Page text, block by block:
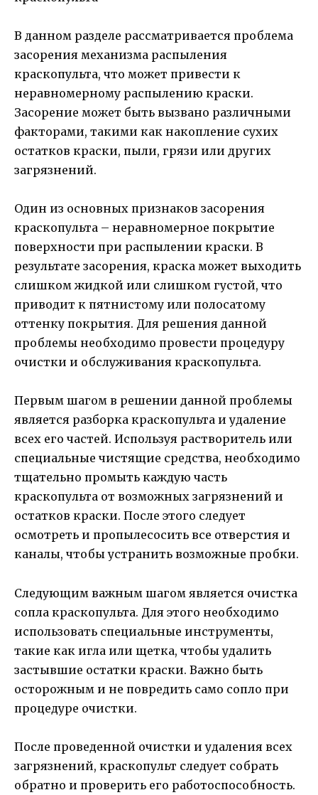
В данном разделе рассматривается проблема
засорения механизма распыления
краскопульта, что может привести к
неравномерному распылению краски.
Засорение может быть вызвано различными
факторами, такими как накопление сухих
остатков краски, пыли, грязи или других
загрязнений.
Один из основных признаков засорения
краскопульта – неравномерное покрытие
поверхности при распылении краски. В
результате засорения, краска может выходить
слишком жидкой или слишком густой, что
приводит к пятнистому или полосатому
оттенку покрытия. Для решения данной
проблемы необходимо провести процедуру
очистки и обслуживания краскопульта.
Первым шагом в решении данной проблемы
является разборка краскопульта и удаление
всех его частей. Используя растворитель или
специальные чистящие средства, необходимо
тщательно промыть каждую часть
краскопульта от возможных загрязнений и
остатков краски. После этого следует
осмотреть и пропылесосить все отверстия и
каналы, чтобы устранить возможные пробки.
Следующим важным шагом является очистка
сопла краскопульта. Для этого необходимо
использовать специальные инструменты,
такие как игла или щетка, чтобы удалить
застывшие остатки краски. Важно быть
осторожным и не повредить само сопло при
процедуре очистки.
После проведенной очистки и удаления всех
загрязнений, краскопульт следует собрать
обратно и проверить его работоспособность.